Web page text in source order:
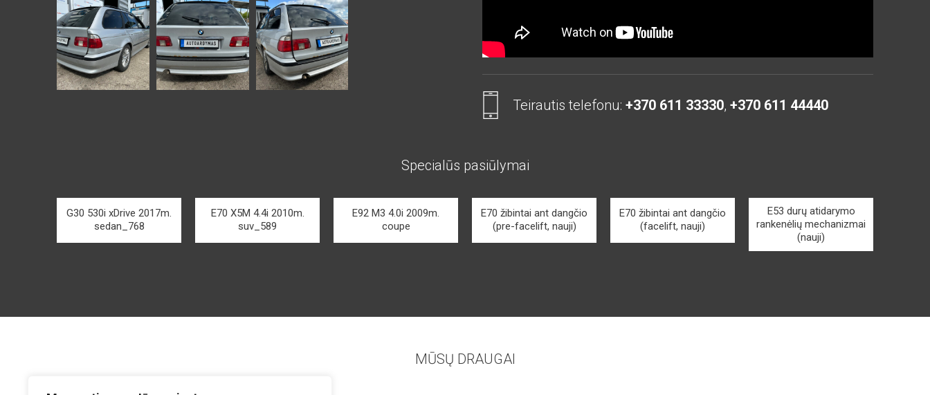
Teirautis telefonu: +370 611 33330, +370 611 44440
Specialūs pasiūlymai
G30 530i xDrive 2017m.
sedan_768
E70 X5M 4.4i 2010m.
suv_589
E92 M3 4.0i 2009m.
coupe
E70 žibintai ant dangčio
(pre-facelift, nauji)
E70 žibintai ant dangčio
(facelift, nauji)
E53 durų atidarymo
rankenėlių mechanizmai
(nauji)
MŪSŲ DRAUGAI